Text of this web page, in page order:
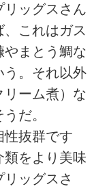
リッグスさん
これはガス
やまとう鯛な
う。それ以外
リーム煮）な
だ。
性抜群です
類をより美味
ッグスさ